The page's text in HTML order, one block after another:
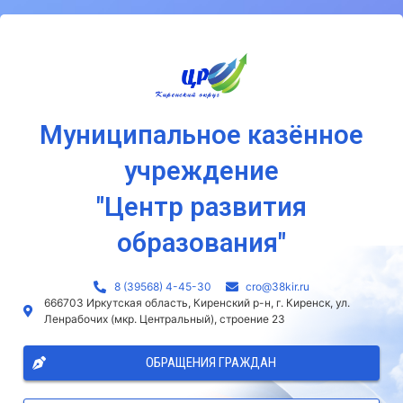
Муниципальное казённое
учреждение
"Центр развития
образования"
8 (39568) 4-45-30
сro@38kir.ru
666703 Иркутская область, Киренский р-н, г. Киренск, ул.
Ленрабочих (мкр. Центральный), строение 23
ОБРАЩЕНИЯ ГРАЖДАН